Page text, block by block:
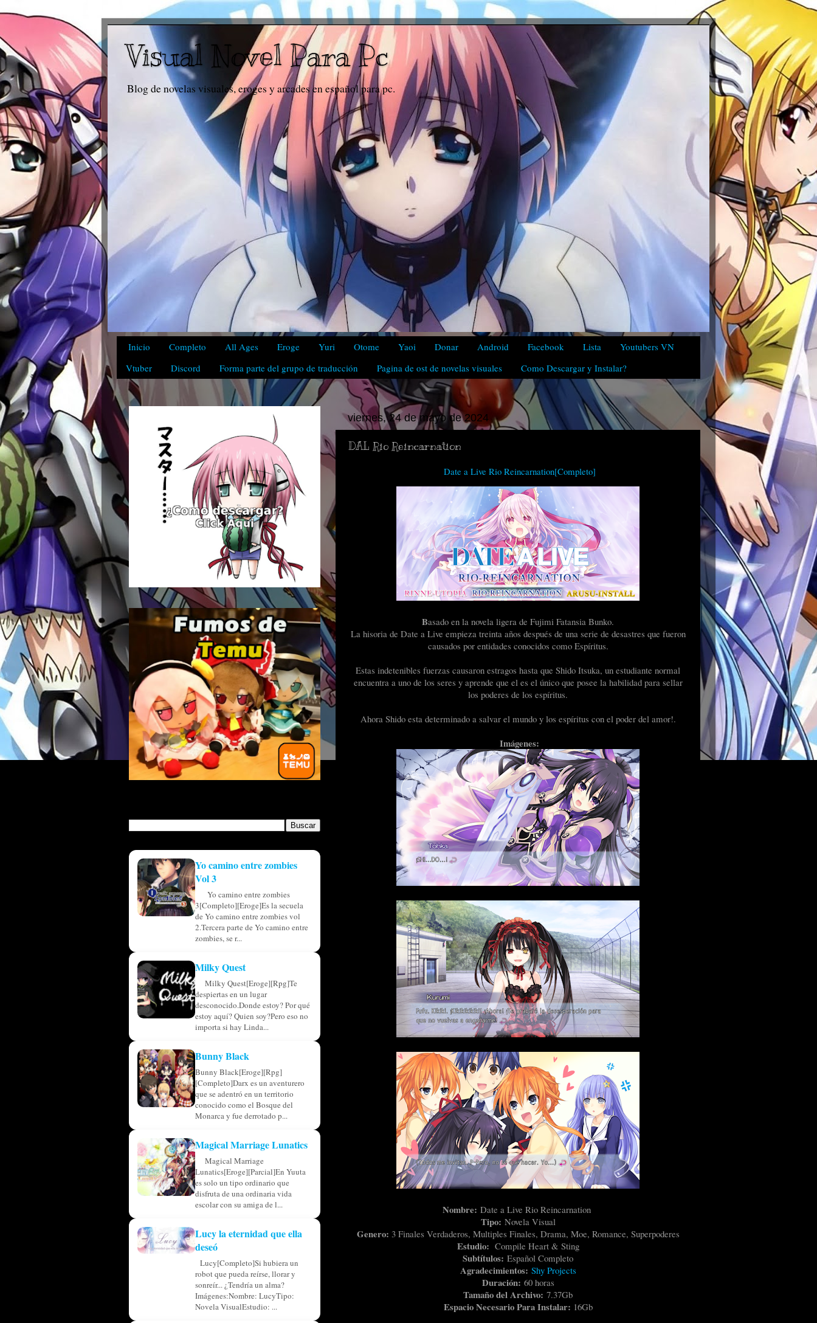
Visual Novel Para Pc
Blog de novelas visuales, eroges y arcades en español para pc.
Inicio Completo All Ages Eroge Yuri Otome Yaoi Donar Android Facebook Lista
Youtubers VN
Vtuber
Discord Forma parte del grupo de traducción Pagina de ost de novelas visuales Como Descargar y Instalar?
viernes, 24 de mayo de 2024
DAL Rio Reincarnation
Date a Live Rio Reincarnation[Completo]
Basado en la novela ligera de Fujimi Fatansia Bunko.
La hisoria de Date a Live empieza treinta años después de una serie de desastres que fueron
causados por entidades conocidos como Espíritus.
Estas indetenibles fuerzas causaron estragos hasta que Shido Itsuka, un estudiante normal
encuentra a uno de los seres y aprende que el es el único que posee la habilidad para sellar
los poderes de los espíritus.
Ahora Shido esta determinado a salvar el mundo y los espíritus con el poder del amor!.
Imágenes:
Nombre: Date a Live Rio Reincarnation
Tipo: Novela Visual
Genero: 3 Finales Verdaderos, Multiples Finales, Drama, Moe, Romance, Superpoderes
Estudio: Compile Heart & Sting
Subtítulos: Español Completo
Agradecimientos: Shy Projects
Duración: 60 horas
Tamaño del Archivo: 7.37Gb
Espacio Necesario Para Instalar: 16Gb
Yo camino entre zombies
Vol 3
Yo camino entre zombies
3[Completo][Eroge]Es la secuela
de Yo camino entre zombies vol
2.Tercera parte de Yo camino entre
zombies, se r...
Milky Quest
Milky Quest[Eroge][Rpg]Te
despiertas en un lugar
desconocido.Donde estoy? Por qué
estoy aquí? Quien soy?Pero eso no
importa si hay Linda...
Bunny Black
Bunny Black[Eroge][Rpg]
[Completo]Darx es un aventurero
que se adentró en un territorio
conocido como el Bosque del
Monarca y fue derrotado p...
Magical Marriage Lunatics
Magical Marriage
Lunatics[Eroge][Parcial]En Yuuta
es solo un tipo ordinario que
disfruta de una ordinaria vida
escolar con su amiga de l...
Lucy la eternidad que ella
deseó
Lucy[Completo]Si hubiera un
robot que pueda reírse, llorar y
sonreír... ¿Tendría un alma?
Imágenes:Nombre: LucyTipo:
Novela VisualEstudio: ...